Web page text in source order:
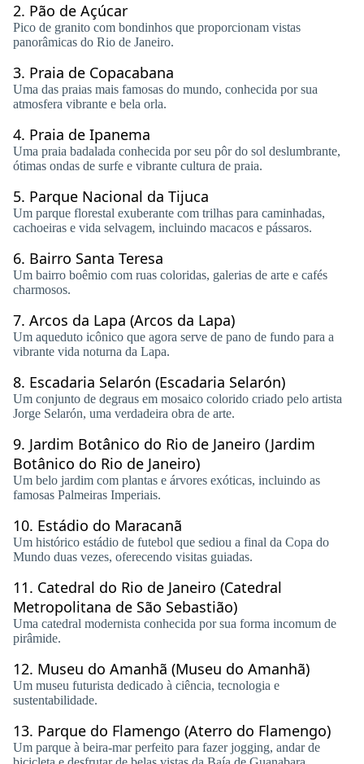
2. Pão de Açúcar
Pico de granito com bondinhos que proporcionam vistas
panorâmicas do Rio de Janeiro.
3. Praia de Copacabana
Uma das praias mais famosas do mundo, conhecida por sua
atmosfera vibrante e bela orla.
4. Praia de Ipanema
Uma praia badalada conhecida por seu pôr do sol deslumbrante,
ótimas ondas de surfe e vibrante cultura de praia.
5. Parque Nacional da Tijuca
Um parque florestal exuberante com trilhas para caminhadas,
cachoeiras e vida selvagem, incluindo macacos e pássaros.
6. Bairro Santa Teresa
Um bairro boêmio com ruas coloridas, galerias de arte e cafés
charmosos.
7. Arcos da Lapa (Arcos da Lapa)
Um aqueduto icônico que agora serve de pano de fundo para a
vibrante vida noturna da Lapa.
8. Escadaria Selarón (Escadaria Selarón)
Um conjunto de degraus em mosaico colorido criado pelo artista
Jorge Selarón, uma verdadeira obra de arte.
9. Jardim Botânico do Rio de Janeiro (Jardim
Botânico do Rio de Janeiro)
Um belo jardim com plantas e árvores exóticas, incluindo as
famosas Palmeiras Imperiais.
10. Estádio do Maracanã
Um histórico estádio de futebol que sediou a final da Copa do
Mundo duas vezes, oferecendo visitas guiadas.
11. Catedral do Rio de Janeiro (Catedral
Metropolitana de São Sebastião)
Uma catedral modernista conhecida por sua forma incomum de
pirâmide.
12. Museu do Amanhã (Museu do Amanhã)
Um museu futurista dedicado à ciência, tecnologia e
sustentabilidade.
13. Parque do Flamengo (Aterro do Flamengo)
Um parque à beira-mar perfeito para fazer jogging, andar de